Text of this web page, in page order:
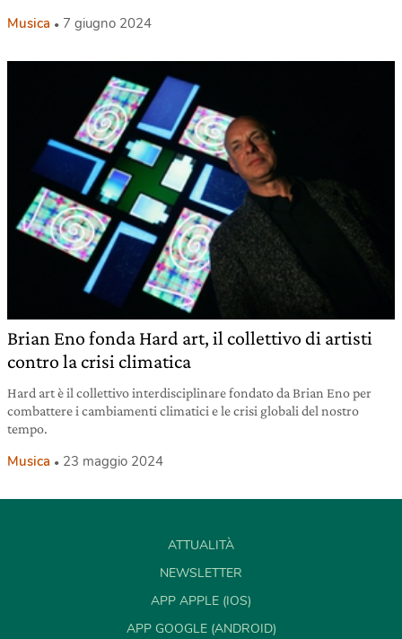
Musica 7 giugno 2024
Brian Eno fonda Hard art, il collettivo di artisti
contro la crisi climatica
Hard art è il collettivo interdisciplinare fondato da Brian Eno per
combattere i cambiamenti climatici e le crisi globali del nostro
tempo.
Musica 23 maggio 2024
ATTUALITÀ
NEWSLETTER
APP APPLE (IOS)
APP GOOGLE (ANDROID)